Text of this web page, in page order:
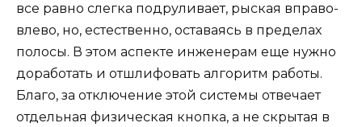
все равно слегка подруливает, рыская вправо-
влево, но, естественно, оставаясь в пределах
полосы. В этом аспекте инженерам еще нужно
доработать и отшлифовать алгоритм работы.
Благо, за отключение этой системы отвечает
отдельная физическая кнопка, а не скрытая в